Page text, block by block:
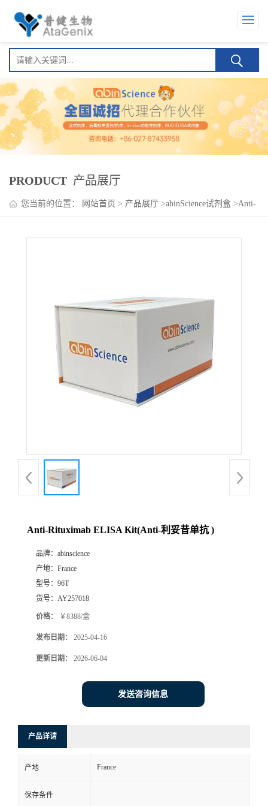
PRODUCT 产品展厅
您当前的位置： 网站首页 > 产品展厅 >abinScience试剂盒 >Anti-
Anti-Rituximab ELISA Kit(Anti-利妥昔单抗 )
品牌： abinscience
产地： France
型号： 96T
货号： AY257018
价格： ￥8388/盒
发布日期： 2025-04-16
更新日期： 2026-06-04
发送咨询信息
产品详请
产地 France
保存条件